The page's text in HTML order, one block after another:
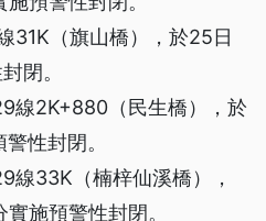
31K（旗山橋），於25日
閉。
線2K+880（民生橋），於
性封閉。
線33K（楠梓仙溪橋），
施預警性封閉。